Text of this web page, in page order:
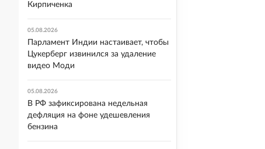
Кирпиченка
05.08.2026
Парламент Индии настаивает, чтобы
Цукерберг извинился за удаление
видео Моди
05.08.2026
В РФ зафиксирована недельная
дефляция на фоне удешевления
бензина